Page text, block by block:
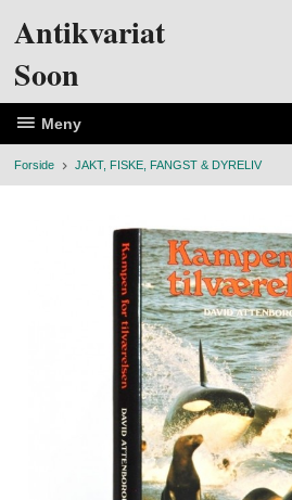
Antikvariat
Soon
Meny
Forside JAKT, FISKE, FANGST & DYRELIV